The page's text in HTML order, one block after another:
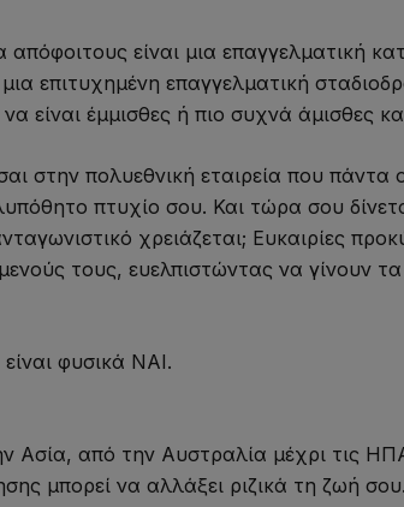
είναι μια επαγγελματική
επιτυχημένη επαγγελματική
είναι έμμισθες ή πιο συχνά άμισθες
στην πολυεθνική εταιρεία που
πτυχίο σου. Και τώρα σου
χρειάζεται; Ευκαιρίες
τους, ευελπιστώντας να γίνουν
φυσικά ΝΑΙ.
από την Αυστραλία μέχρι τις
μπορεί να αλλάξει ριζικά τη ζωή σου.